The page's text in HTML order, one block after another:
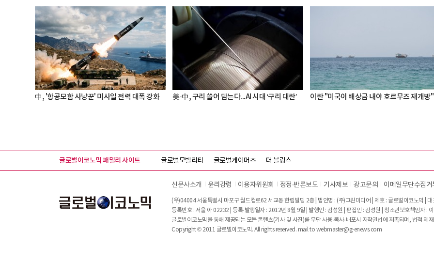
中, '항공모함 사냥꾼' 미사일 전력 대폭 강화 美·中, 구리 쓸어 담는다...AI 시대 ‘구리 대란’ 이란 "미국이 배상금 내야 호르무즈 재개방"
글로벌이코노믹 패밀리 사이트 글로벌모빌리티 글로벌게이머즈 더 블링스
신문사소개 윤리강령 이용자위원회 정정∙반론보도 기사제보 광고문의 이메일무단수집거
(우)04004 서울특별시 마포구 월드컵로62 서교동 한림빌딩 2층 | 법인명 : (주)그린미디어 | 제호 : 글로벌이코노믹 |
등록번호 : 서울 아 02232 | 등록·발행일자 : 2012년 8월 9일 | 발행인 : 김성원 | 편집인 : 김성원 | 청소년보호책임자 :
글로벌이코노믹을 통해 제공되는 모든 콘텐츠(기사 및 사진)를 무단 사용·복사·배포시 저작권법에 저촉되며, 법적 제
Copyright © 2011 글로벌이코노믹. All rights reserved. mail to webmaster@g-enews.com